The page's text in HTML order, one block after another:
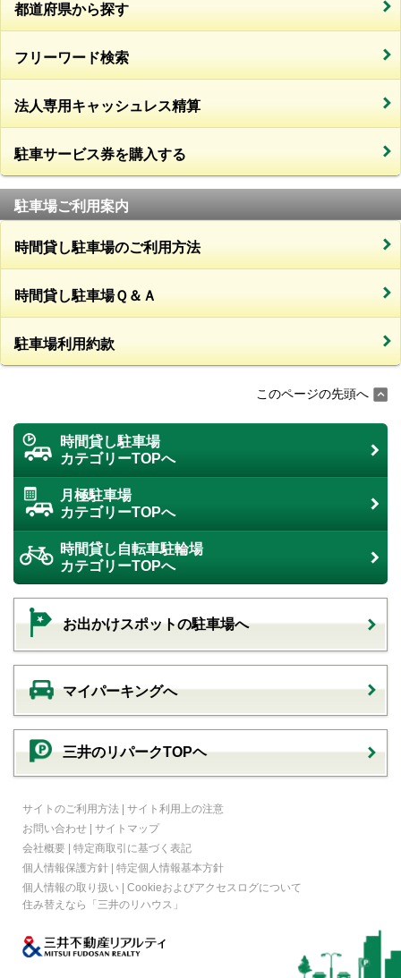
都道府県から探す
フリーワード検索
法人専用キャッシュレス精算
駐車サービス券を購入する
駐車場ご利用案内
時間貸し駐車場のご利用方法
時間貸し駐車場Ｑ＆Ａ
駐車場利用約款
このページの先頭へ
時間貸し駐車場
カテゴリーTOPへ
月極駐車場
カテゴリーTOPへ
時間貸し自転車駐輪場
カテゴリーTOPへ
お出かけスポットの駐車場へ
マイパーキングへ
三井のリパークTOPヘ
サイトのご利用方法 | サイト利用上の注意
お問い合わせ | サイトマップ
会社概要 | 特定商取引に基づく表記
個人情報保護方針 | 特定個人情報基本方針
個人情報の取り扱い | Cookieおよびアクセスログについて
住み替えなら
「三井のリハウス」